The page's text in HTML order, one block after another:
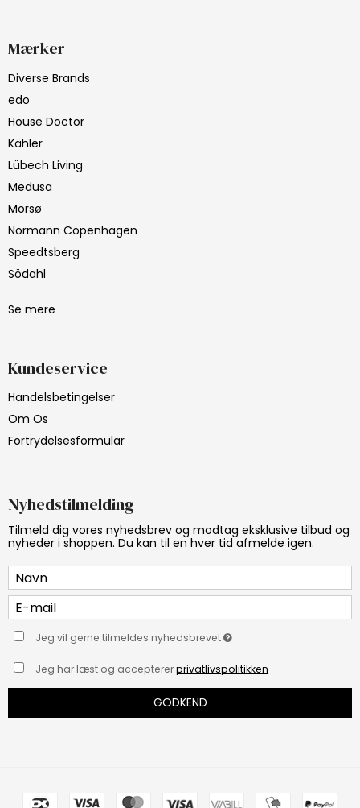
Mærker
Diverse Brands
edo
House Doctor
Kähler
Lübech Living
Medusa
Morsø
Normann Copenhagen
Speedtsberg
Södahl
Se mere
Kundeservice
Handelsbetingelser
Om Os
Fortrydelsesformular
Nyhedstilmelding
Tilmeld dig vores nyhedsbrev og modtag eksklusive tilbud og
nyheder i shoppen. Du kan til en hver tid afmelde igen.
Jeg vil gerne tilmeldes nyhedsbrevet
Jeg har læst og acceptererprivatlivspolitikken
GODKEND